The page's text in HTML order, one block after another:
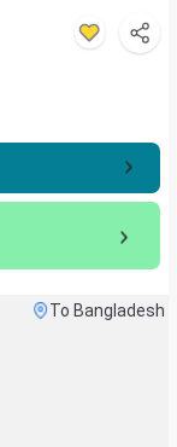
To Bangladesh